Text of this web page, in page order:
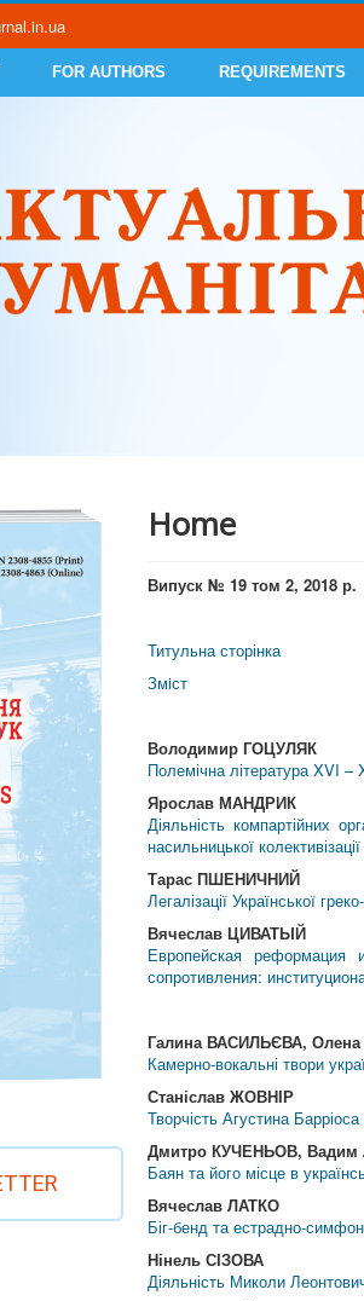
FOR AUTHORS REQUIREMENTS
Home
Випуск № 19 том 2, 2018 р.
Титульна сторінка
Змiст
Володимир ГОЦУЛЯК
Полемічна література XVI –
Ярослав МАНДРИК
Діяльність компартійних
насильницької
Тарас ПШЕНИЧНИЙ
Легалізації Української
Вячеслав ЦИВАТЫЙ
Европейская реформация
сопротивления:
Галина ВАСИЛЬЄВА,
Камерно-вокальні твори
Станіслав ЖОВНІР
Творчість Агустина
Дмитро КУЧЕНЬОВ, Вадим
Баян та його місце в
Вячеслав ЛАТКО
Біг-бенд та естрадно-
Нінель СІЗОВА
Діяльність Миколи